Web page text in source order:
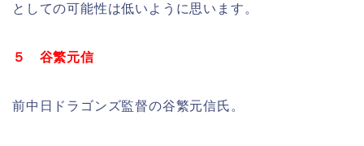
としての可能性は低いように思います。
５ 谷繁元信
前中日ドラゴンズ監督の谷繁元信氏。